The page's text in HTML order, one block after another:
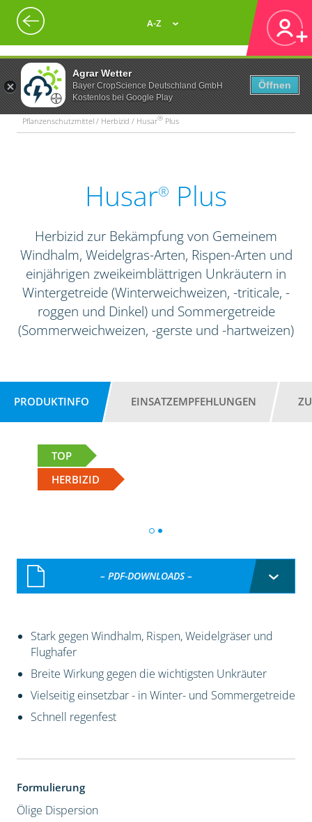
Agrar Wetter
Bayer CropScience Deutschland GmbH
Kostenlos bei Google Play
Öffnen
A-Z
Pflanzenschutzmittel / Herbizid / Husar® Plus
Husar® Plus
Herbizid zur Bekämpfung von Gemeinem
Windhalm, Weidelgras-Arten, Rispen-Arten und
einjährigen zweikeimblättrigen Unkräutern in
Wintergetreide (Winterweichweizen, -triticale, -
roggen und Dinkel) und Sommergetreide
(Sommerweichweizen, -gerste und -hartweizen)
PRODUKTINFO EINSATZEMPFEHLUNGEN
TOP
HERBIZID
– PDF-DOWNLOADS –
Stark gegen Windhalm, Rispen, Weidelgräser und
Flughafer
Breite Wirkung gegen die wichtigsten Unkräuter
Vielseitig einsetzbar - in Winter- und Sommergetreide
Schnell regenfest
Formulierung
Ölige Dispersion